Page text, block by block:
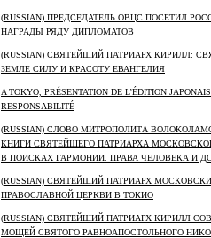
(RUSSIAN) ПРЕДСЕДАТЕЛЬ ОВЦС ПОСЕТИЛ
НАГРАДЫ РЯДУ ДИПЛОМАТОВ
(RUSSIAN) СВЯТЕЙШИЙ ПАТРИАРХ КИРИЛЛ:
ЗЕМЛЕ СИЛУ И КРАСОТУ ЕВАНГЕЛИЯ
A TOKYO, PRÉSENTATION DE L’ÉDITION
RESPONSABILITÉ
(RUSSIAN) СЛОВО МИТРОПОЛИТА
КНИГИ СВЯТЕЙШЕГО ПАТРИАРХА
В ПОИСКАХ ГАРМОНИИ. ПРАВА ЧЕЛОВЕКА И
(RUSSIAN) СВЯТЕЙШИЙ ПАТРИАРХ
ПРАВОСЛАВНОЙ ЦЕРКВИ В ТОКИО
(RUSSIAN) СВЯТЕЙШИЙ ПАТРИАРХ КИРИЛЛ
МОЩЕЙ СВЯТОГО РАВНОАПОСТОЛЬНОГО